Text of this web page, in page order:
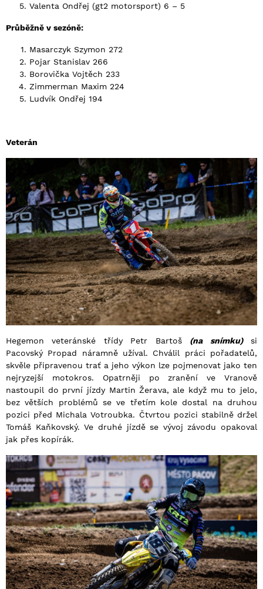
Valenta Ondřej (gt2 motorsport) 6 – 5
Průběžně v sezóně:
Masarczyk Szymon 272
Pojar Stanislav 266
Borovička Vojtěch 233
Zimmerman Maxim 224
Ludvík Ondřej 194
Veterán
Hegemon veteránské třídy Petr Bartoš (na snímku)si
Pacovský Propad náramně užíval. Chválil práci pořadatelů,
skvěle připravenou trať a jeho výkon lze pojmenovat jako ten
nejryzejší motokros. Opatrněji po zranění ve Vranově
nastoupil do první jízdy Martin Žerava, ale když mu to jelo,
bez větších problémů se ve třetím kole dostal na druhou
pozici před Michala Votroubka. Čtvrtou pozici stabilně držel
Tomáš Kaňkovský. Ve druhé jízdě se vývoj závodu opakoval
jak přes kopírák.